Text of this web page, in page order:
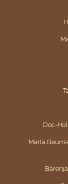
Doc-
Marta